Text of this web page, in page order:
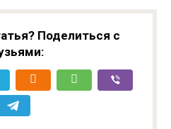
Поделиться с